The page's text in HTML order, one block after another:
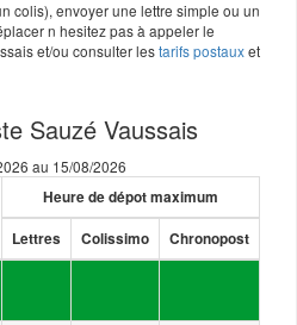
colis), envoyer une lettre simple ou un
n hesitez pas à appeler le
et/ou consulter lestarifs postauxet
Sauzé Vaussais
au 15/08/2026
Heure de dépot maximum
Lettres Colissimo Chronopost